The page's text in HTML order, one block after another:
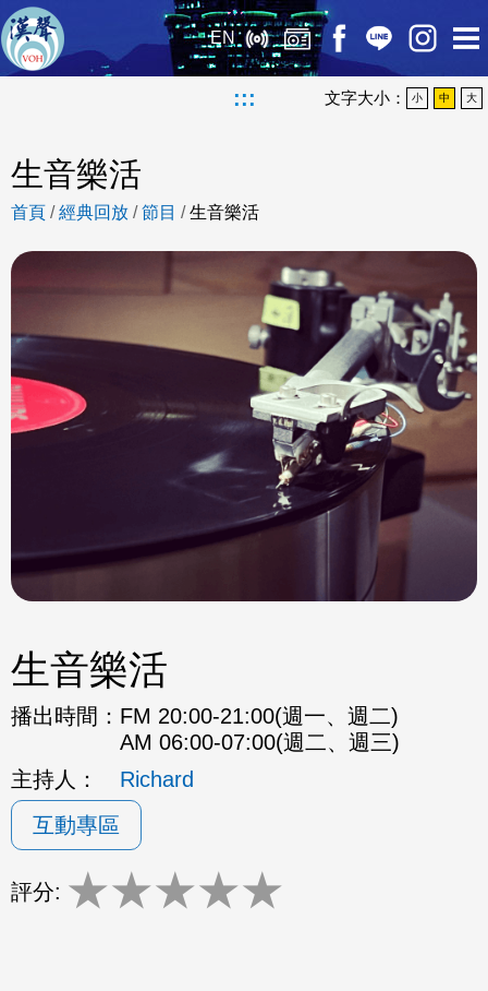
EN
::: 文字大小： 小 中 大
生音樂活
首頁 /經典回放 /節目 /生音樂活
生音樂活
播出時間： FM 20:00-21:00(週一、週二)
AM 06:00-07:00(週二、週三)
主持人：
Richard
互動專區
評分: ★★★★★